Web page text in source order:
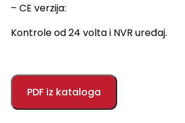
– CE verzija:
Kontrole od 24 volta i NVR uređaj.
PDF iz kataloga